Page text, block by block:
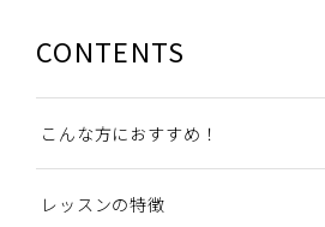
CONTENTS
こんな方におすすめ！
レッスンの特徴